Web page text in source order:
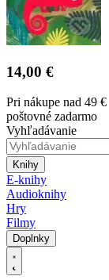
14,00 €
Pri nákupe nad 49 €
poštovné zadarmo
Vyhľadávanie
Knihy
E-knihy
Audioknihy
Hry
Filmy
Doplnky